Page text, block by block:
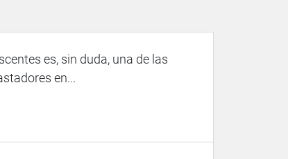
es, sin duda, una de las
en...